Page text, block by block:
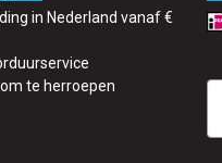
in Nederland vanaf €
te herroepen